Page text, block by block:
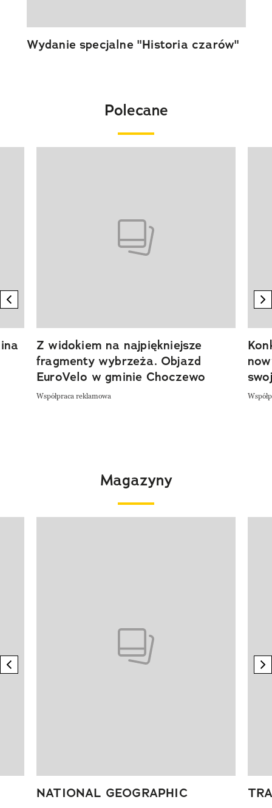
Wydanie specjalne "Historia czarów"
Polecane
previous element
Z widokiem na najpiękniejsze
fragmenty wybrzeża. Objazd
EuroVelo w gminie Choczewo
Współpraca reklamowa
Magazyny
previous element
NATIONAL GEOGRAPHIC